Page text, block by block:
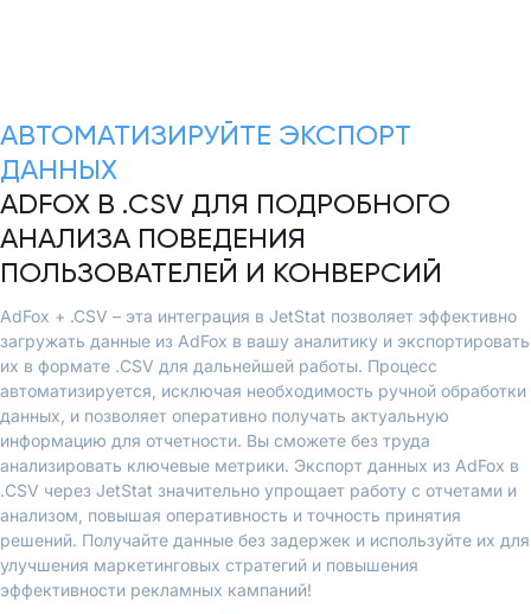
АВТОМАТИЗИРУЙТЕ ЭКСПОРТ
ДАННЫХ
ADFOX В .CSV ДЛЯ ПОДРОБНОГО
АНАЛИЗА ПОВЕДЕНИЯ
ПОЛЬЗОВАТЕЛЕЙ И КОНВЕРСИЙ
AdFox + .CSV – эта интеграция в JetStat позволяет эффективно
загружать данные из AdFox в вашу аналитику и экспортировать
их в формате .CSV для дальнейшей работы. Процесс
автоматизируется, исключая необходимость ручной обработки
данных, и позволяет оперативно получать актуальную
информацию для отчетности. Вы сможете без труда
анализировать ключевые метрики. Экспорт данных из AdFox в
.CSV через JetStat значительно упрощает работу с отчетами и
анализом, повышая оперативность и точность принятия
решений. Получайте данные без задержек и используйте их для
улучшения маркетинговых стратегий и повышения
эффективности рекламных кампаний!